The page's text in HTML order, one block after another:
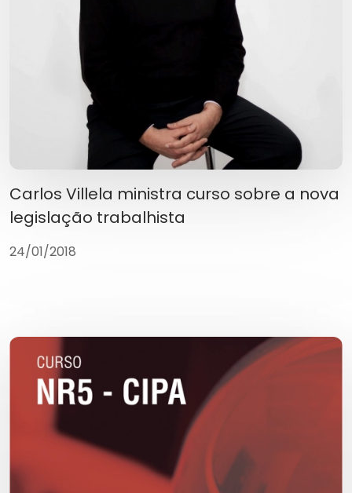
Carlos Villela ministra curso sobre a nova
legislação trabalhista
24/01/2018